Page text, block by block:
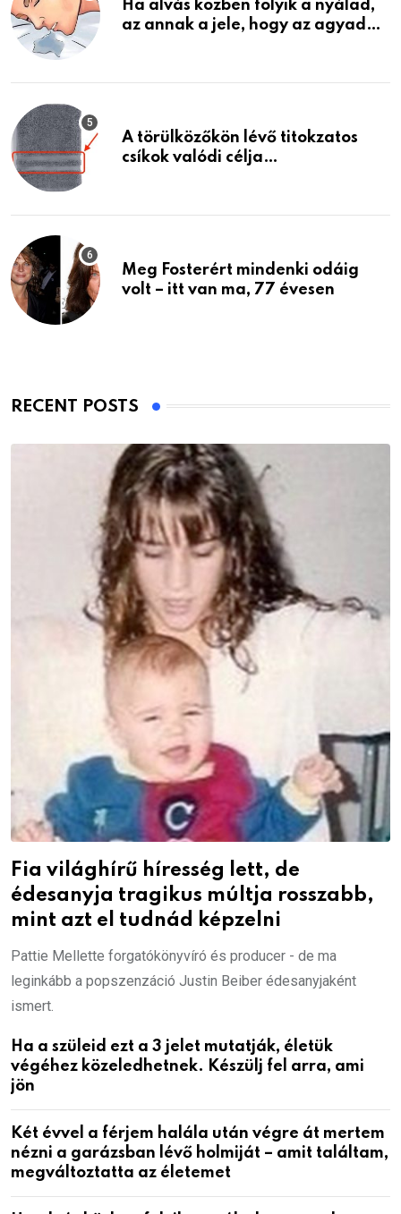
Ha alvás közben folyik a nyálad,
az annak a jele, hogy az agyad…
A törülközőkön lévő titokzatos
csíkok valódi célja…
Meg Fosterért mindenki odáig
volt – itt van ma, 77 évesen
RECENT POSTS
Fia világhírű híresség lett, de
édesanyja tragikus múltja rosszabb,
mint azt el tudnád képzelni
Pattie Mellette forgatókönyvíró és producer - de ma
leginkább a popszenzáció Justin Beiber édesanyjaként
ismert.
Ha a szüleid ezt a 3 jelet mutatják, életük
végéhez közeledhetnek. Készülj fel arra, ami
jön
Két évvel a férjem halála után végre át mertem
nézni a garázsban lévő holmiját – amit találtam,
megváltoztatta az életemet